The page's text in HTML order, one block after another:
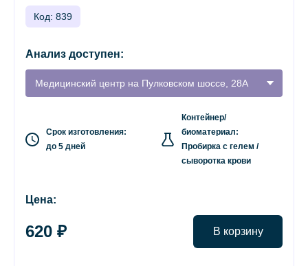
Код: 839
Анализ доступен:
Медицинский центр на Пулковском шоссе, 28А
Срок изготовления:
до 5 дней
Контейнер/
биоматериал:
Пробирка с гелем /
сыворотка крови
Цена:
620 ₽ В корзину